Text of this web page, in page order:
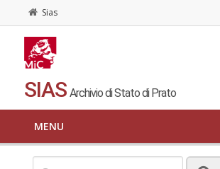
Sias
SIAS Archivio di Stato di Prato
MENU